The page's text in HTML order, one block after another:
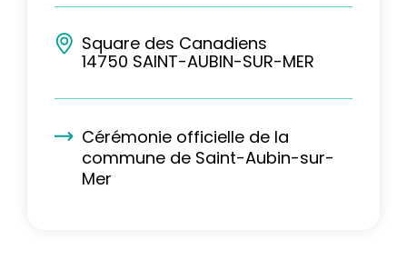
Square des Canadiens
14750 SAINT-AUBIN-SUR-MER
Cérémonie officielle de la
commune de Saint-Aubin-sur-
Mer